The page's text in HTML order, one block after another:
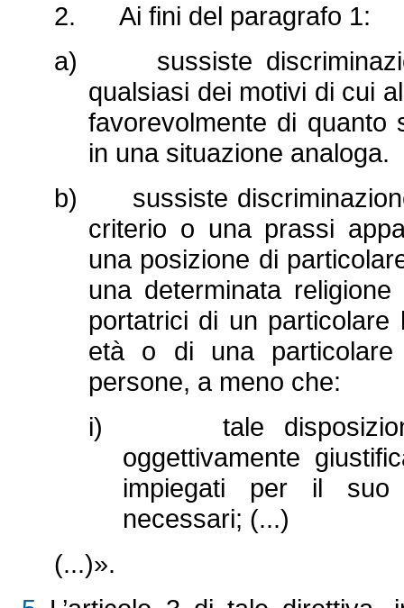
2. Ai fini del paragrafo 1:
a) sussiste
qualsiasi dei motivi di cui
favorevolmente di quanto
in una situazione analoga.
b) sussiste
criterio o una prassi
una posizione di
una determinata
portatrici di un
età o di una particolare
persone, a meno che:
i) tale disposizione,
oggettivamente
impiegati per il suo
necessari; (...)
(...)».